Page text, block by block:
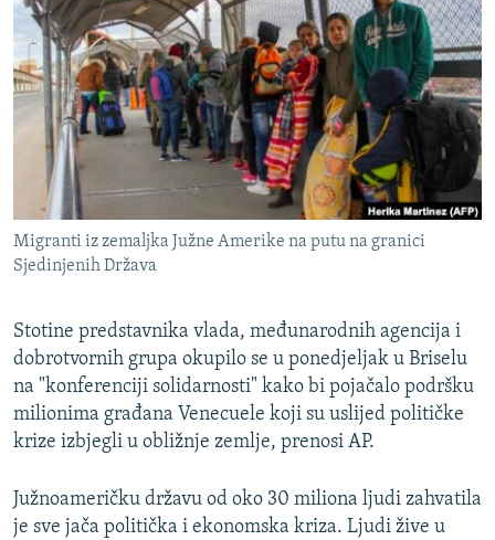
INFOGRAFIKE
KINA NA BALKANU
RSE PRIČE IZ SVIJETA
ISPRIČAJ MI
DNEVNO@RSE
SPECIJALI RSE
VIŠE OD NASLOVA
GENOCID U SREBRENICI
TV LIBERTY
POST SCRIPTUM
MOJA EVROPA
TRI DECENIJE OD RATA U BIH
SVE KARTE DEJTONA
NASTANAK I RASPAD JUGOSLAVIJE
PRATITE NAS
Sve RFE/RL stranice
Migranti iz zemaljka Južne Amerike na putu na granici
Sjedinjenih Država
Stotine predstavnika vlada, međunarodnih agencija i
dobrotvornih grupa okupilo se u ponedjeljak u Briselu
na "konferenciji solidarnosti" kako bi pojačalo podršku
milionima građana Venecuele koji su uslijed političke
krize izbjegli u obližnje zemlje, prenosi AP.
Južnoameričku državu od oko 30 miliona ljudi zahvatila
je sve jača politička i ekonomska kriza. Ljudi žive u